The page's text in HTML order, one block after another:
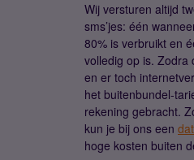
Wij versturen altijd
sms’jes: één
80% is verbruikt en
volledig op is. Zodra
en er toch
het buitenbundel-
rekening gebracht.
kun je bij ons een
hoge kosten buiten